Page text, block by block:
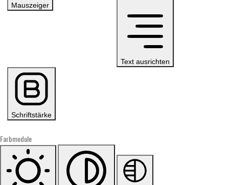
Mauszeiger
Text ausrichten
Schriftstärke
Farbmodule